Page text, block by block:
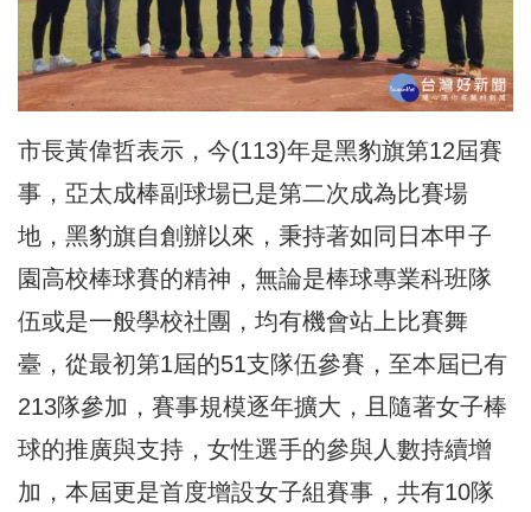
市長黃偉哲表示，今(113)年是黑豹旗第12屆賽
事，亞太成棒副球場已是第二次成為比賽場
地，黑豹旗自創辦以來，秉持著如同日本甲子
園高校棒球賽的精神，無論是棒球專業科班隊
伍或是一般學校社團，均有機會站上比賽舞
臺，從最初第1屆的51支隊伍參賽，至本屆已有
213隊參加，賽事規模逐年擴大，且隨著女子棒
球的推廣與支持，女性選手的參與人數持續增
加，本屆更是首度增設女子組賽事，共有10隊